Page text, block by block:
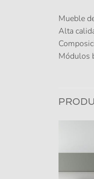
Mueble
Alta
Módulos